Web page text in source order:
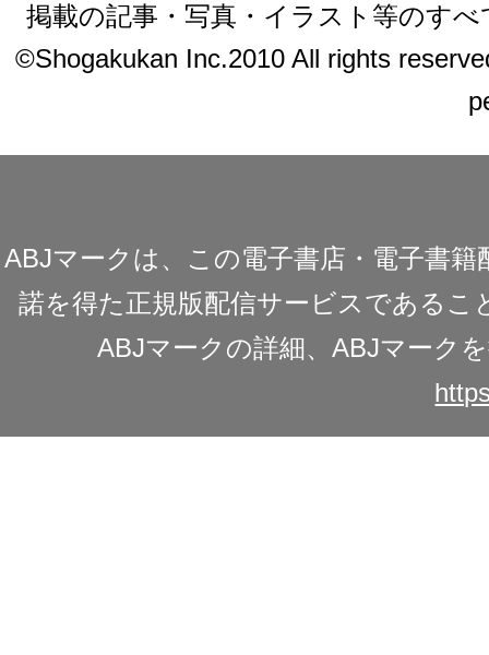
掲載の記事・写真・イラスト等のす
©Shogakukan Inc.2010 All rights
ABJマークは、この電子書店・電子書
諾を得た正規版配信サービスであるこ
ABJマークの詳細、ABJマーク